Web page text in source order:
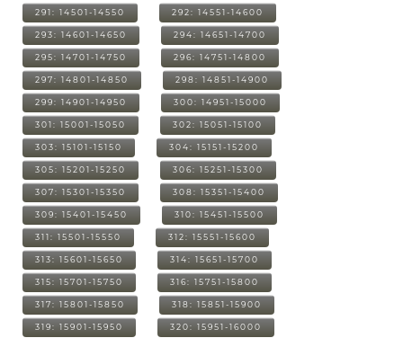
291: 14501-14550 292: 14551-14600
293: 14601-14650 294: 14651-14700
295: 14701-14750 296: 14751-14800
297: 14801-14850 298: 14851-14900
299: 14901-14950 300: 14951-15000
301: 15001-15050 302: 15051-15100
303: 15101-15150 304: 15151-15200
305: 15201-15250 306: 15251-15300
307: 15301-15350 308: 15351-15400
309: 15401-15450 310: 15451-15500
311: 15501-15550 312: 15551-15600
313: 15601-15650 314: 15651-15700
315: 15701-15750 316: 15751-15800
317: 15801-15850 318: 15851-15900
319: 15901-15950 320: 15951-16000